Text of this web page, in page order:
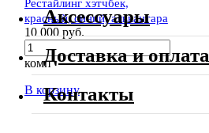
красный, синий, алькантара
10 000 руб.
комп
В корзину
Аксессуары
Доставка и оплата
Контакты